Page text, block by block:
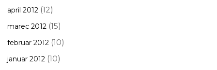
april 2012 (12)
marec 2012 (15)
februar 2012 (10)
januar 2012 (10)